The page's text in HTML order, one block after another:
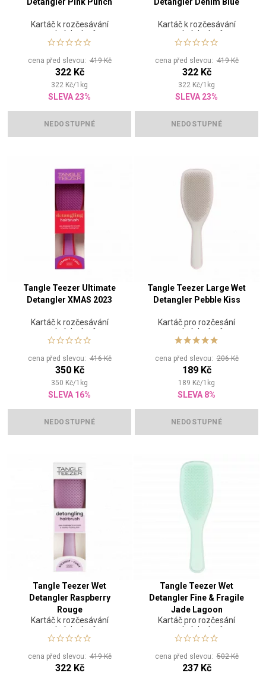
Detangler Pink Punch
Kartáč k rozčesávání
mokrých vlasů
cena před slevou:419 Kč
322 Kč
322 Kč/1 kg
SLEVA 23%
NEDOSTUPNÉ
Detangler Denim Blue
Kartáč k rozčesávání
mokrých vlasů
cena před slevou:419 Kč
322 Kč
322 Kč/1 kg
SLEVA 23%
NEDOSTUPNÉ
Tangle Teezer Ultimate
Detangler XMAS 2023
Kartáč k rozčesávání
mokrých vlasů
cena před slevou:416 Kč
350 Kč
350 Kč/1 kg
SLEVA 16%
NEDOSTUPNÉ
Tangle Teezer Large Wet
Detangler Pebble Kiss
Kartáč pro rozčesání
mokrých vlasů
cena před slevou:206 Kč
189 Kč
189 Kč/1 kg
SLEVA 8%
NEDOSTUPNÉ
Tangle Teezer Wet
Detangler Raspberry
Rouge
Kartáč k rozčesávání
mokrých vlasů
cena před slevou:419 Kč
322 Kč
Tangle Teezer Wet
Detangler Fine & Fragile
Jade Lagoon
Kartáč pro rozčesání
mokrých vlasů
cena před slevou:502 Kč
237 Kč